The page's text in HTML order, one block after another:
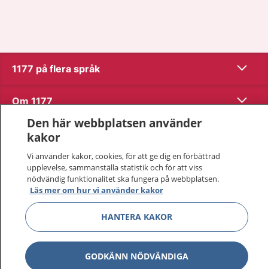
1177 på flera språk Visa
Om 1177 Visa
Kontakt
Behandling av personuppgifter
Hantering av kakor
Inställningar för kakor
Den här webbplatsen använder
kakor
Vi använder kakor, cookies, för att ge dig en förbättrad
upplevelse, sammanställa statistik och för att viss
nödvändig funktionalitet ska fungera på webbplatsen.
Läs mer om hur vi använder kakor
HANTERA KAKOR
GODKÄNN NÖDVÄNDIGA